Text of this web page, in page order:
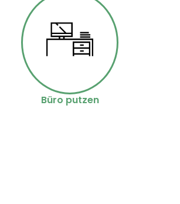
Büro putzen